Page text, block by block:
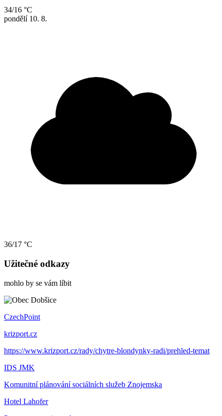
34/16 °C
pondělí 10. 8.
36/17 °C
Užitečné odkazy
mohlo by se vám líbit
CzechPoint
krizport.cz
https://www.krizport.cz/rady/chytre-blondynky-radi/prehled-temat
IDS JMK
Komunitní plánování sociálních služeb Znojemska
Hotel Lahofer